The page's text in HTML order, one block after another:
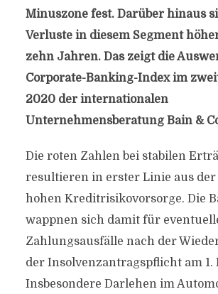
Minuszone fest. Darüber hinaus
Verluste in diesem Segment
zehn Jahren. Das zeigt die
Corporate-Banking-Index im
2020 der internationalen
Unternehmensberatung Bain &
Die roten Zahlen bei stabilen
resultieren in erster Linie aus
hohen Kreditrisikovorsorge. Die
wappnen sich damit für
Zahlungsausfälle nach der
der Insolvenzantragspflicht am 1.
Insbesondere Darlehen im